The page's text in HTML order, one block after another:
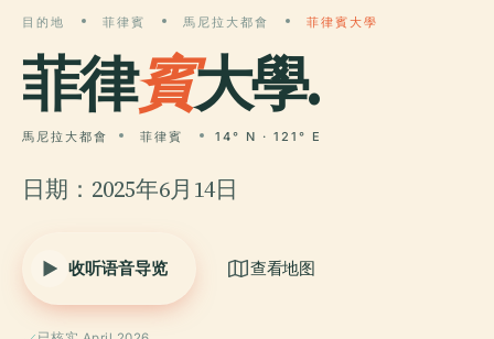
目的地 菲律賓 馬尼拉大都會 菲律賓大學
菲律賓大學.
馬尼拉大都會 菲律賓 14° N · 121° E
日期：2025年6月14日
收听语音导览 查看地图